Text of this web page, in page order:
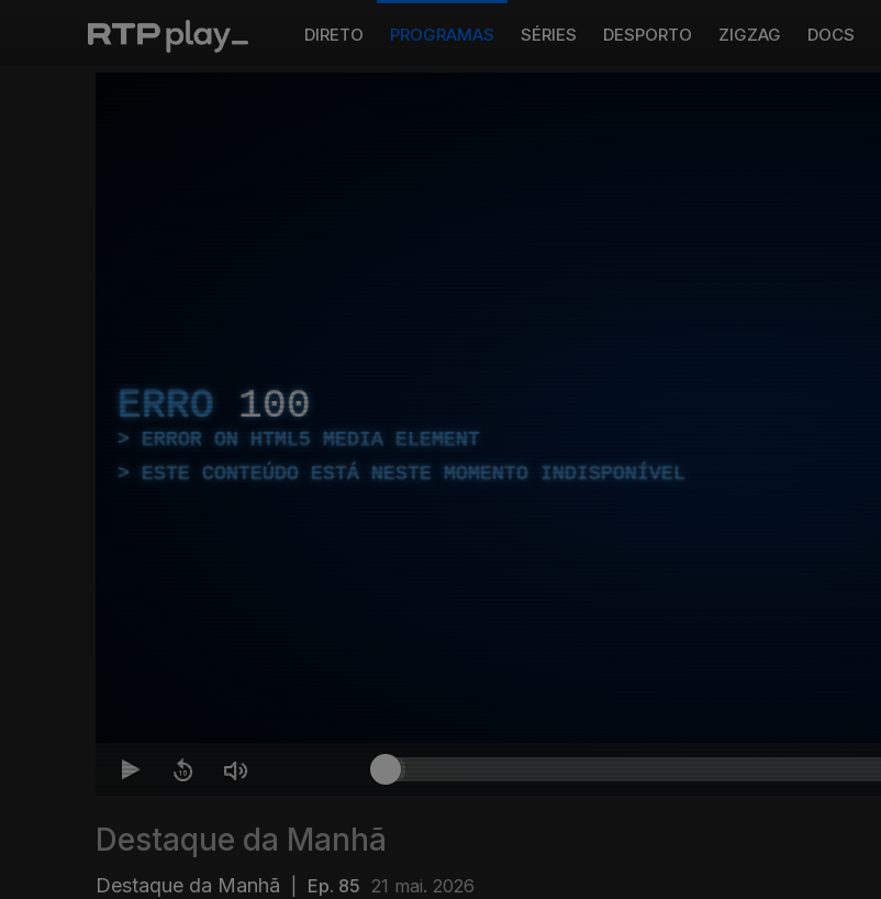
DIRETO PROGRAMAS SÉRIES DESPORTO ZIGZAG DOCS
ERRO 100
ERROR ON HTML5 MEDIA ELEMENT
ESTE CONTEÚDO ESTÁ NESTE MOMENTO INDISPONÍVEL
Destaque da Manhã
Destaque da Manhã Ep. 85 21 mai. 2026